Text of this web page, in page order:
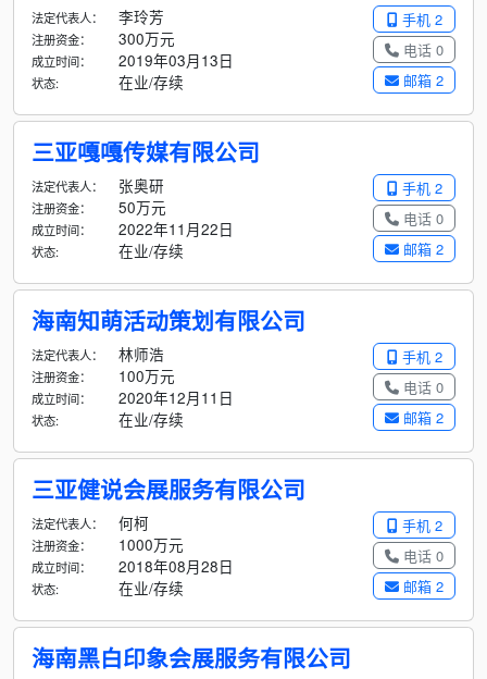
手机 2
电话 0
邮箱 2
法定代表人： 李玲芳
注册资金： 300万元
成立时间： 2019年03月13日
状态: 在业/存续
三亚嘎嘎传媒有限公司
手机 2
电话 0
邮箱 2
法定代表人： 张奥研
注册资金： 50万元
成立时间： 2022年11月22日
状态: 在业/存续
海南知萌活动策划有限公司
手机 2
电话 0
邮箱 2
法定代表人： 林师浩
注册资金： 100万元
成立时间： 2020年12月11日
状态: 在业/存续
三亚健说会展服务有限公司
手机 2
电话 0
邮箱 2
法定代表人： 何柯
注册资金： 1000万元
成立时间： 2018年08月28日
状态: 在业/存续
海南黑白印象会展服务有限公司